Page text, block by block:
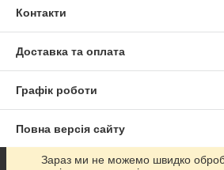
Контакти
Доставка та оплата
Графік роботи
Повна версія сайту
Зараз ми не можемо швидко